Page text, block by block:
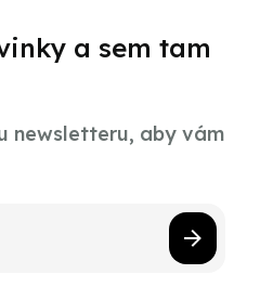
a sem tam
newsletteru, aby vám